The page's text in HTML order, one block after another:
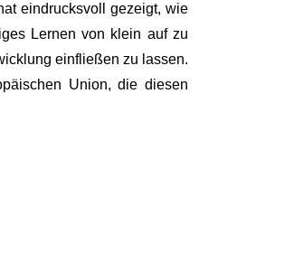
eindrucksvoll gezeigt, wie
Lernen von klein auf zu
einfließen zu lassen.
Union, die diesen